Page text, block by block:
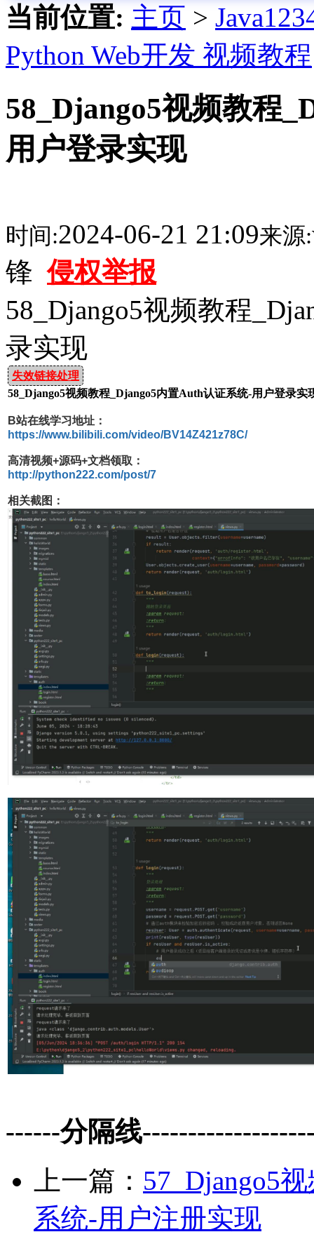
当前位置: 主页 >
Python Web开发 视频教程
58_Django5视频教程
用户登录实现
时间:2024-06-21 21:09来源:
锋侵权举报
58_Django5视频教程
录实现
失效链接处理
58_Django5视频教程_Django5内置Auth认证系统-用户登录实
B站在线学习地址：
https://www.bilibili.com/video/BV14Z421z78C/
高清视频+源码+文档领取：
http://python222.com/post/7
相关截图：
------分隔线
上一篇： 57_Django5
系统-用户注册实现